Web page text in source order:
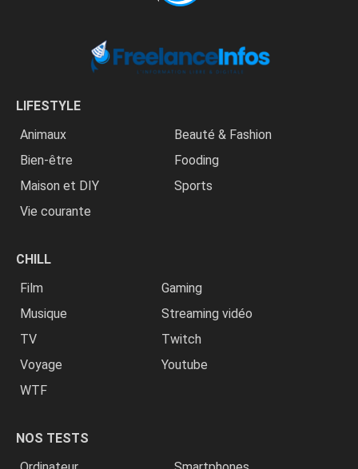
LIFESTYLE
Animaux
Beauté & Fashion
Bien-être
Fooding
Maison et DIY
Sports
Vie courante
CHILL
Film
Gaming
Musique
Streaming vidéo
TV
Twitch
Voyage
Youtube
WTF
NOS TESTS